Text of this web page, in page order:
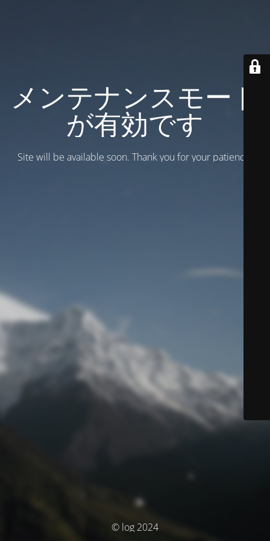
メンテナンスモード
が有効です
Site will be available soon. Thank you for your patience!
© log 2024